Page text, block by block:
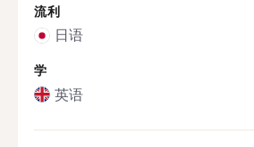
流利
日语
学
英语